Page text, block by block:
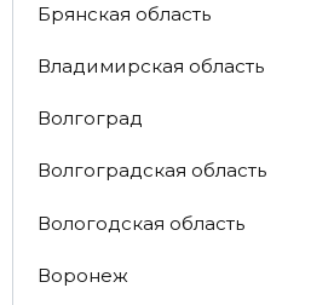
Брянская область
Владимирская область
Волгоград
Волгоградская область
Вологодская область
Воронеж